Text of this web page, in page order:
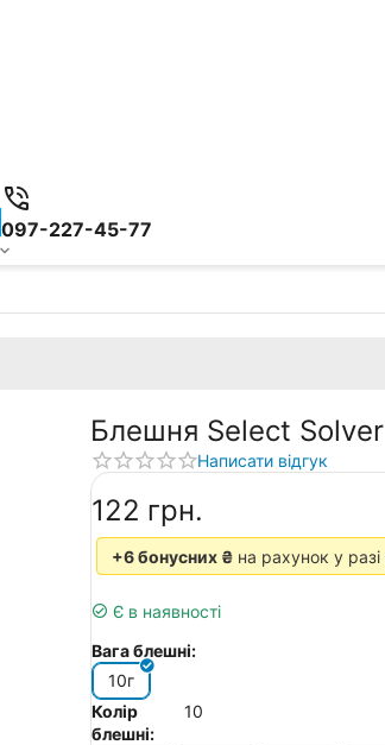
097-227-45-77
Блешня Select
Написати відгук
‍122‍ грн.
+6 бонусних ₴ на рахунок у разі
Є в наявності
Вага блешні:
10г
Колір
блешні:
10